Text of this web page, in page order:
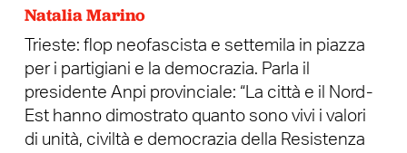
Natalia Marino
Trieste: flop neofascista e settemila in piazza
per i partigiani e la democrazia. Parla il
presidente Anpi provinciale: “La città e il Nord-
Est hanno dimostrato quanto sono vivi i valori
di unità, civiltà e democrazia della Resistenza